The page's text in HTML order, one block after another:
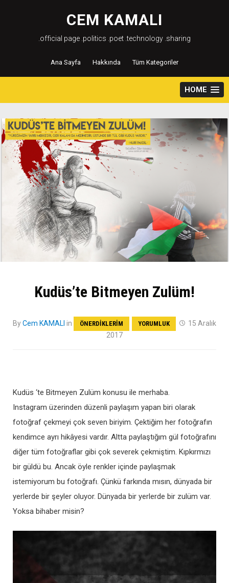
content
CEM KAMALI
.official page .politics .poet .technology .sharing
Ana Sayfa Hakkında Tüm Kategoriler
HOME
Kudüs’te Bitmeyen Zulüm!
ByCem KAMALI in ÖNERDIKLERIM YORUMLUK
15 Aralık
2017
Kudüs ‘te Bitmeyen Zulüm konusu ile merhaba.
Instagram üzerinden düzenli paylaşım yapan biri olarak
fotoğraf çekmeyi çok seven biriyim. Çektiğim her fotoğrafın
kendimce ayrı hikâyesi vardır. Altta paylaştığım gül fotoğrafını
diğer tüm fotoğraflar gibi çok severek çekmiştim. Kıpkırmızı
bir güldü bu. Ancak öyle renkler içinde paylaşmak
istemiyorum bu fotoğrafı. Çünkü farkında mısın, dünyada bir
yerlerde bir şeyler oluyor. Dünyada bir yerlerde bir zulüm var.
Yoksa bihaber misin?